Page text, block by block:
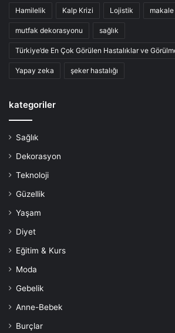
Hamilelik Kalp Krizi Lojistik makale
mutfak dekorasyonu sağlık
Türkiye’de En Çok Görülen Hastalıklar ve
Yapay zeka şeker hastalığı
kategoriler
Sağlık
Dekorasyon
Teknoloji
Güzellik
Yaşam
Diyet
Eğitim & Kurs
Moda
Gebelik
Anne-Bebek
Burçlar